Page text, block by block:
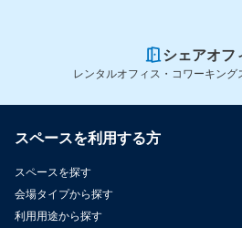
シェアオフ
レンタルオフィス・コワーキン
スペースを利用する方
スペースを探す
会場タイプから探す
利用用途から探す